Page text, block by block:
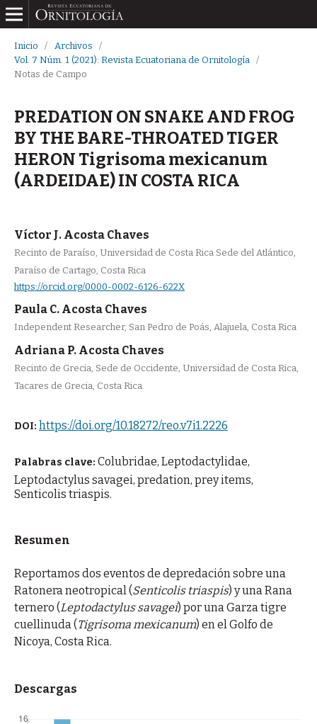
Inicio / Archivos
/
Vol. 7 Núm. 1 (2021): Revista Ecuatoriana de Ornitología
/
Notas de Campo
PREDATION ON SNAKE AND FROG
BY THE BARE-THROATED TIGER
HERON Tigrisoma mexicanum
(ARDEIDAE) IN COSTA RICA
Víctor J. Acosta Chaves
Recinto de Paraíso, Universidad de Costa Rica Sede del Atlántico,
Paraíso de Cartago, Costa Rica
https://orcid.org/0000-0002-6126-622X
Paula C. Acosta Chaves
Independent Researcher, San Pedro de Poás, Alajuela, Costa Rica
Adriana P. Acosta Chaves
Recinto de Grecia, Sede de Occidente, Universidad de Costa Rica,
Tacares de Grecia, Costa Rica.
DOI: https://doi.org/10.18272/reo.v7i1.2226
Palabras clave: Colubridae, Leptodactylidae,
Leptodactylus savagei, predation, prey items,
Senticolis triaspis.
Resumen
Reportamos dos eventos de depredación sobre una
Ratonera neotropical (Senticolis triaspis) y una Rana
ternero (Leptodactylus savagei) por una Garza tigre
cuellinuda (Tigrisoma mexicanum) en el Golfo de
Nicoya, Costa Rica.
Descargas